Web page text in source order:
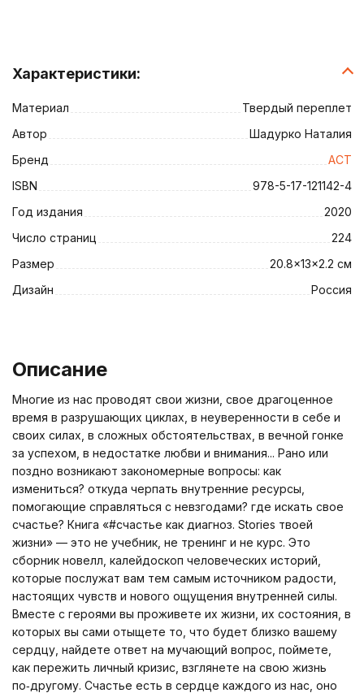
Характеристики:
Материал
Твердый переплет
Автор
Шадурко Наталия
Бренд
АСТ
ISBN
978-5-17-121142-4
Год издания
2020
Число страниц
224
Размер
20.8x13x2.2 см
Дизайн
Россия
Описание
Многие из нас проводят свои жизни, свое драгоценное
время в разрушающих циклах, в неуверенности в себе и
своих силах, в сложных обстоятельствах, в вечной гонке
за успехом, в недостатке любви и внимания... Рано или
поздно возникают закономерные вопросы: как
измениться? откуда черпать внутренние ресурсы,
помогающие справляться с невзгодами? где искать свое
счастье? Книга «#счастье как диагноз. Stories твоей
жизни» — это не учебник, не тренинг и не курс. Это
сборник новелл, калейдоскоп человеческих историй,
которые послужат вам тем самым источником радости,
настоящих чувств и нового ощущения внутренней силы.
Вместе с героями вы проживете их жизни, их состояния, в
которых вы сами отыщете то, что будет близко вашему
сердцу, найдете ответ на мучающий вопрос, поймете,
как пережить личный кризис, взглянете на свою жизнь
по‑другому. Счастье есть в сердце каждого из нас, оно